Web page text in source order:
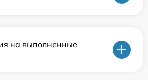
на выполненные